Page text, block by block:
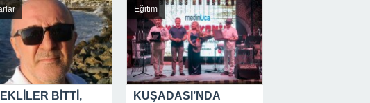
BİTTİ,
Eğitim
KUŞADASI’NDA